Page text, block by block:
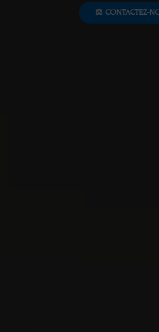
⚖️ CONTACTEZ-